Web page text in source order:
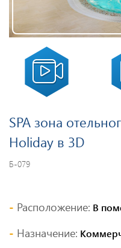
SPA зона
Holiday в 3D
Б-079
Расположение: В
Назначение: